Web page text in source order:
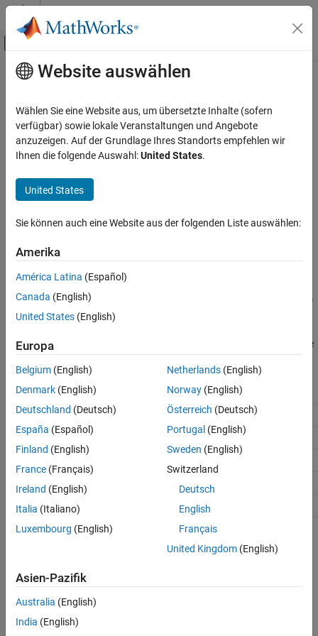
Weiter zum Inhalt
Umschaltung für Off-Canvas-
Startseite der Dokumentation
Simulink PLC Coder
Ladder Diagram Integration
ON THIS PAGE
Version History
See Also
Hauptinhalt
Task
Task
Description
The task block is placed inside a PLC controller. There can be
multiple tasks inside a controller. Each task consists of a program
or multiple programs.
You can use the
functions to control the
settings of theTaskblock.
Property Name Description
'Name' Task name
'SystemSampleTime' Task rate
'Priority' Task priority
'Description' Task Description
See Also
AOI Runner|
Website auswählen
Wählen Sie eine Website aus, um übersetzte Inhalte (sofern
verfügbar) sowie lokale Veranstaltungen und Angebote
anzuzeigen. Auf der Grundlage Ihres Standorts empfehlen wir
Ihnen die folgende Auswahl:United States.
United States
Sie können auch eine Website aus der folgenden Liste auswählen:
Amerika
América Latina (Español)
Canada (English)
United States (English)
Europa
Belgium (English)
Denmark (English)
Deutschland (Deutsch)
España (Español)
Finland (English)
France (Français)
Ireland (English)
Italia (Italiano)
Luxembourg (English)
Netherlands(English)
Norway(English)
Österreich (Deutsch)
Portugal (English)
Sweden (English)
Switzerland
Deutsch
English
Français
United Kingdom(English)
Asien-Pazifik
Australia (English)
India (English)